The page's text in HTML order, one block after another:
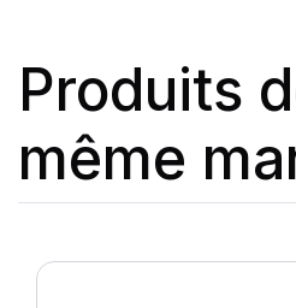
Produits
même